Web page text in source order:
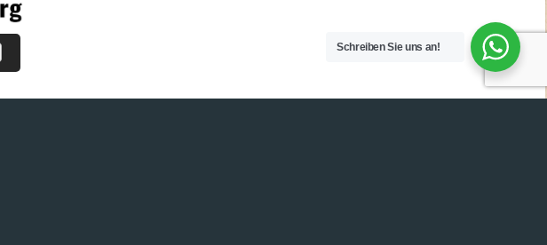
Schreiben Sie uns an!